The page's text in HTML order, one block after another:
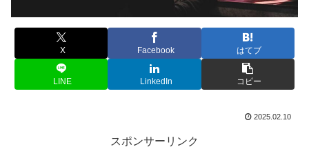
X Facebook はてブ
LINE LinkedIn コピー
2025.02.10
スポンサーリンク